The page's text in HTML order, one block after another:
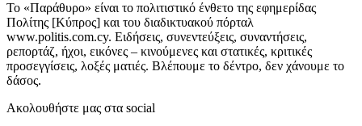
Το «Παράθυρο» είναι το πολιτιστικό ένθετο της εφημερίδας
Πολίτης [Κύπρος] και του διαδικτυακού πόρταλ
www.politis.com.cy. Ειδήσεις, συνεντεύξεις, συναντήσεις,
ρεπορτάζ, ήχοι, εικόνες – κινούμενες και στατικές, κριτικές
προσεγγίσεις, λοξές ματιές. Βλέπουμε το δέντρο, δεν χάνουμε το
δάσος.
Ακολουθήστε μας στα social